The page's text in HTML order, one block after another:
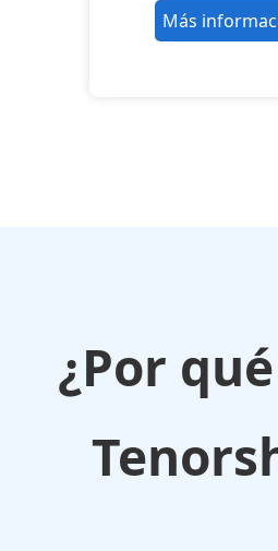
Más
¿Por